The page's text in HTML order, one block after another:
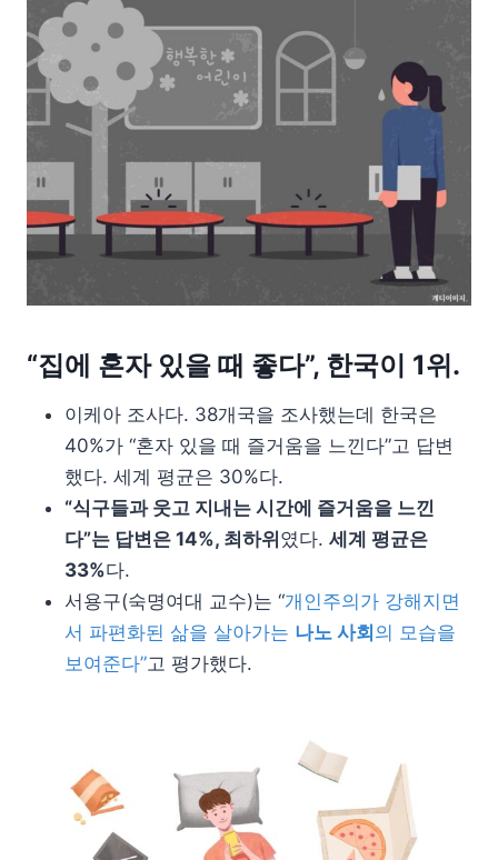
“집에 혼자 있을 때 좋다”, 한국이 1위.
이케아 조사다. 38개국을 조사했는데 한국은
40%가 “혼자 있을 때 즐거움을 느낀다”고 답변
했다. 세계 평균은 30%다.
“식구들과 웃고 지내는 시간에 즐거움을 느낀
다”는 답변은 14%, 최하위 였다. 세계 평균은
33%다.
서용구(숙명여대 교수)는 “개인주의가 강해지면
서 파편화된 삶을 살아가는 나노 사회 의 모습을
보여준다”고 평가했다.